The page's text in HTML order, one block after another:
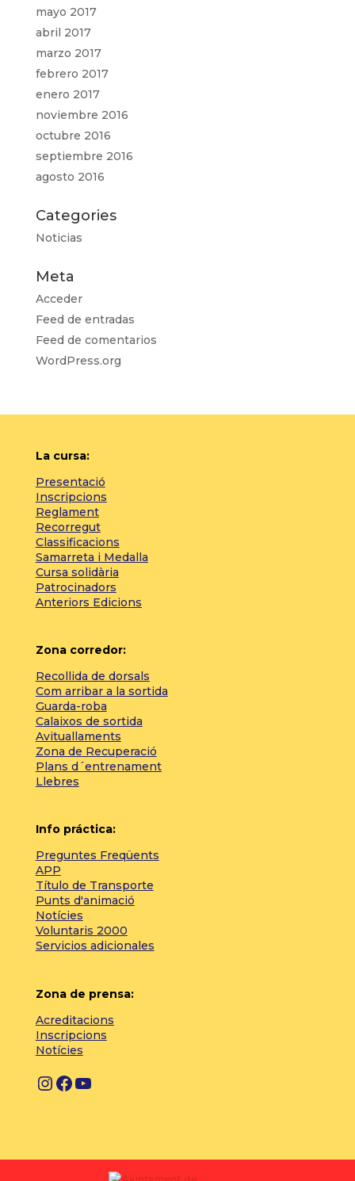
mayo 2017
abril 2017
marzo 2017
febrero 2017
enero 2017
noviembre 2016
octubre 2016
septiembre 2016
agosto 2016
Categories
Noticias
Meta
Acceder
Feed de entradas
Feed de comentarios
WordPress.org
La cursa:
Presentació
Inscripcions
Reglament
Recorregut
Classificacions
Samarreta i Medalla
Cursa solidària
Patrocinadors
Anteriors Edicions
Zona corredor:
Recollida de dorsals
Com arribar a la sortida
Guarda-roba
Calaixos de sortida
Avituallaments
Zona de Recuperació
Plans d´entrenament
Llebres
Info práctica:
Preguntes Freqüents
APP
Título de Transporte
Punts d'animació
Notícies
Voluntaris 2000
Servicios adicionales
Zona de prensa:
Acreditacions
Inscripcions
Notícies
InstagramFacebook YouTube